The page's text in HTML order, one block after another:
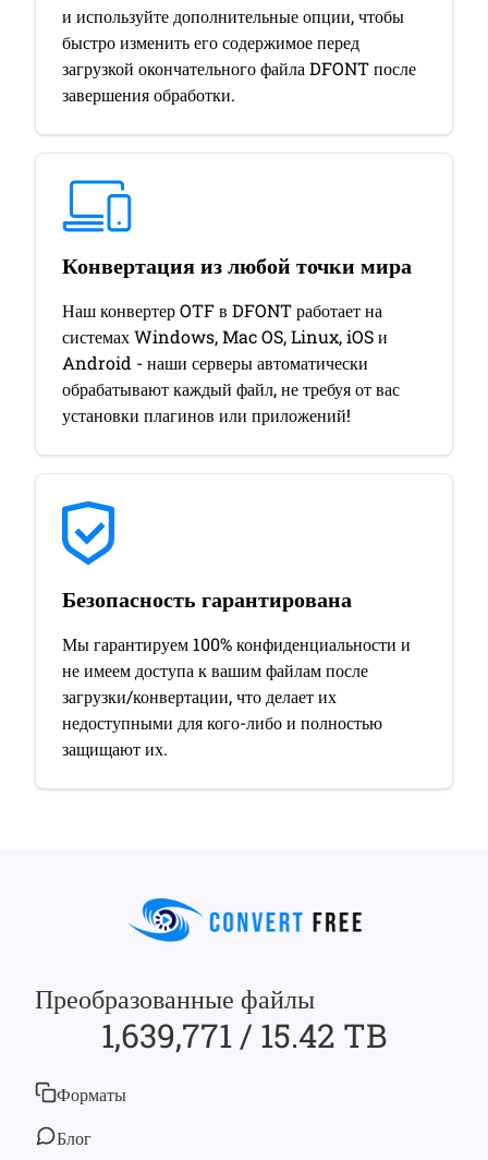
и используйте дополнительные опции, чтобы
быстро изменить его содержимое перед
загрузкой окончательного файла DFONT после
завершения обработки.
Конвертация из любой точки мира
Наш конвертер OTF в DFONT работает на
системах Windows, Mac OS, Linux, iOS и
Android - наши серверы автоматически
обрабатывают каждый файл, не требуя от вас
установки плагинов или приложений!
Безопасность гарантирована
Мы гарантируем 100% конфиденциальности и
не имеем доступа к вашим файлам после
загрузки/конвертации, что делает их
недоступными для кого-либо и полностью
защищают их.
Преобразованные файлы
1,639,771 / 15.42 TB
Форматы
Блог